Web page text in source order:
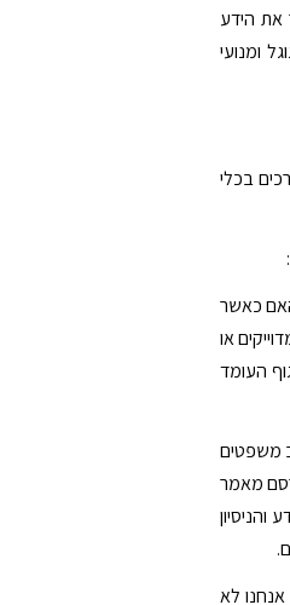
את הידע
ומנועי
בכלי
כאשר
או
העומד
משפטים
מאמר
לא